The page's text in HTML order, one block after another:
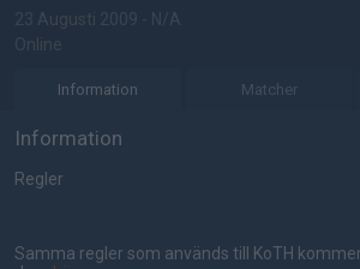
23 Augusti 2009 - N/A
Online
Information Matcher
Information
Regler
Samma regler som används till KoTH